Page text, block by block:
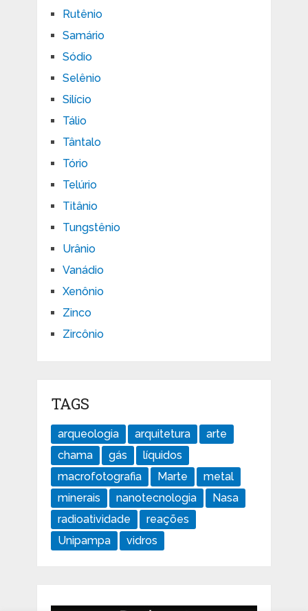
Rutênio
Samário
Sódio
Selênio
Silício
Tálio
Tântalo
Tório
Telúrio
Titânio
Tungstênio
Urânio
Vanádio
Xenônio
Zinco
Zircônio
TAGS
arqueologia arquitetura
arte
chama
gás
líquidos
macrofotografia
Marte
metal
minerais
nanotecnologia
Nasa
radioatividade
reações
Unipampa
vidros